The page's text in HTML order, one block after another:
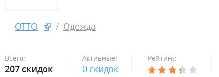
OTTO Одежда
Всего:
207 скидок
Активные:
0 скидок
Рейтинг: